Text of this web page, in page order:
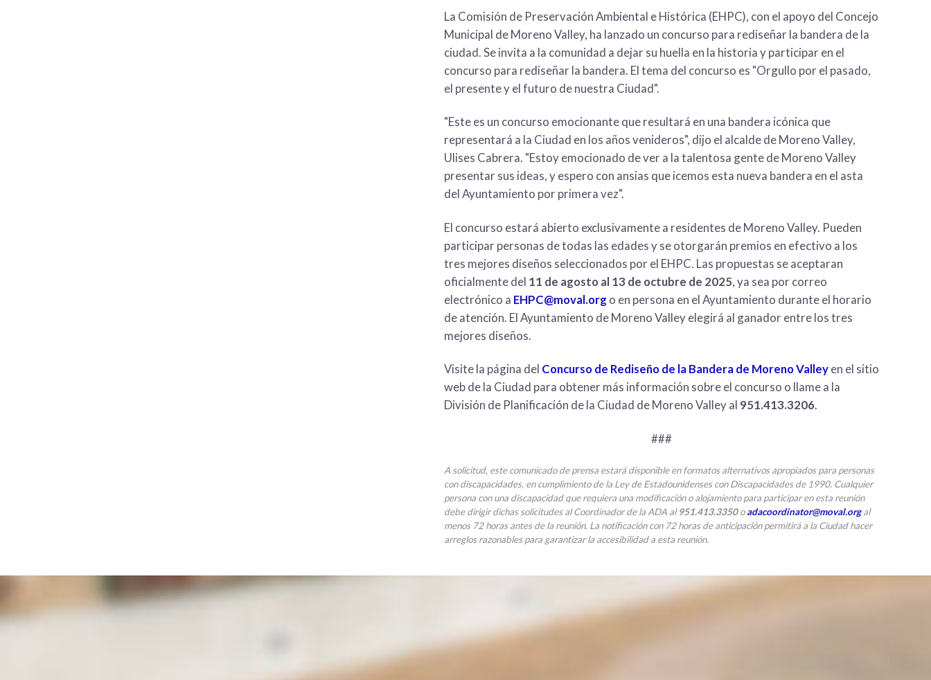
La Comisión de Preservación Ambiental e Histórica (EHPC), con el apoyo del Concejo
Municipal de Moreno Valley, ha lanzado un concurso para rediseñar la bandera de la
ciudad. Se invita a la comunidad a dejar su huella en la historia y participar en el
concurso para rediseñar la bandera. El tema del concurso es "Orgullo por el pasado,
el presente y el futuro de nuestra Ciudad".
"Este es un concurso emocionante que resultará en una bandera icónica que
representará a la Ciudad en los años venideros", dijo el alcalde de Moreno Valley,
Ulises Cabrera. "Estoy emocionado de ver a la talentosa gente de Moreno Valley
presentar sus ideas, y espero con ansias que icemos esta nueva bandera en el asta
del Ayuntamiento por primera vez".
El concurso estará abierto exclusivamente a residentes de Moreno Valley. Pueden
participar personas de todas las edades y se otorgarán premios en efectivo a los
tres mejores diseños seleccionados por el EHPC. Las propuestas se aceptaran
oficialmente del 11 de agosto al 13 de octubre de 2025, ya sea por correo
electrónico a EHPC@moval.org o en persona en el Ayuntamiento durante el horario
de atención. El Ayuntamiento de Moreno Valley elegirá al ganador entre los tres
mejores diseños.
Visite la página del Concurso de Rediseño de la Bandera de Moreno Valleyen el sitio
web de la Ciudad para obtener más información sobre el concurso o llame a la
División de Planificación de la Ciudad de Moreno Valley al 951.413.3206.
###
A solicitud, este comunicado de prensa estará disponible en formatos alternativos apropiados para personas
con discapacidades, en cumplimiento de la Ley de Estadounidenses con Discapacidades de 1990. Cualquier
persona con una discapacidad que requiera una modificación o alojamiento para participar en esta reunión
debe dirigir dichas solicitudes al Coordinador de la ADA al951.413.3350oadacoordinator@moval.orgal
menos 72 horas antes de la reunión. La notificación con 72 horas de anticipación permitirá a la Ciudad hacer
arreglos razonables para garantizar la accesibilidad a esta reunión.